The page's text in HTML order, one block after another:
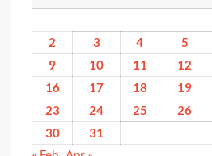
2
3 4 5
9
10 11 12
16
17 18 19
23
24 25 26
30
31